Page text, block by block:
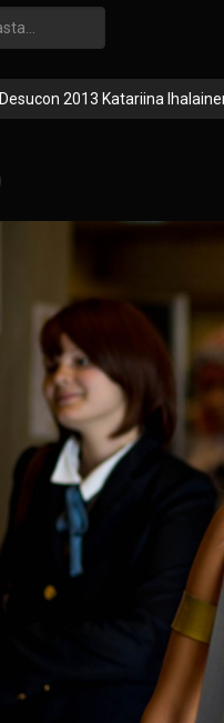
Desucon 2013 Katariina